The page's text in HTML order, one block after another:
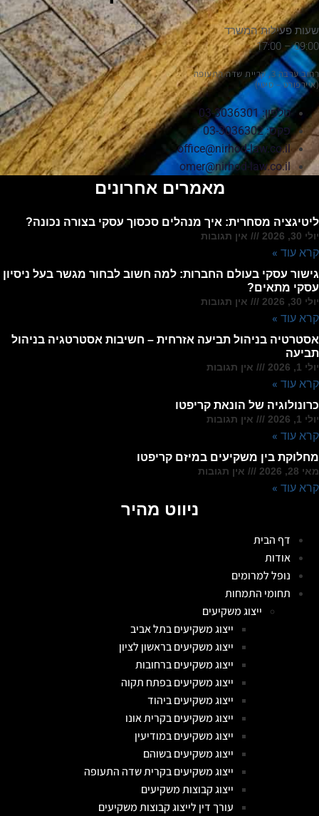
שעות פעילות המשרד
09:00 – 17:00
רחוב ערבה 3, קריית שדה התעופה
(איירפורט – סיטי)
טלפון: 03-3036301
פקס: 03-3036302
office@nirhod-law.co.il
omer@nirhod-law.co.il
מאמרים אחרונים
ליטיגציה מסחרית: איך מנהלים סכסוך עסקי בצורה נכונה?
יולי 30, 2026 אין תגובות
קרא עוד »
גישור עסקי בעולם החברות: למה חשוב לבחור מגשר בעל ניסיון
עסקי מתאים?
יולי 30, 2026 אין תגובות
קרא עוד »
אסטרטיה בניהול תביעה אזרחית – חשיבות אסטרטגיה בניהול
תביעה
יולי 1, 2026 אין תגובות
קרא עוד »
כרונולוגיה של הונאת קריפטו
יולי 1, 2026 אין תגובות
קרא עוד »
מחלוקת בין משקיעים במיזם קריפטו
מאי 28, 2026 אין תגובות
קרא עוד »
ניווט מהיר
דף הבית
אודות
נופל למרומים
תחומי התמחות
ייצוג משקיעים
ייצוג משקיעים בתל אביב
ייצוג משקיעים בראשון לציון
ייצוג משקיעים ברחובות
ייצוג משקיעים בפתח תקוה
ייצוג משקיעים ביהוד
ייצוג משקיעים בקרית אונו
ייצוג משקיעים במודיעין
ייצוג משקיעים בשוהם
ייצוג משקיעים בקרית שדה התעופה
ייצוג קבוצות משקיעים
עורך דין לייצוג קבוצות משקיעים